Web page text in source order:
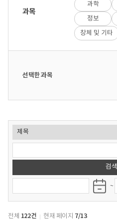
과목
과학
정보
창체 및 기타
선택한 과목
발
일
~
전체 122건 현재 페이지 7/13